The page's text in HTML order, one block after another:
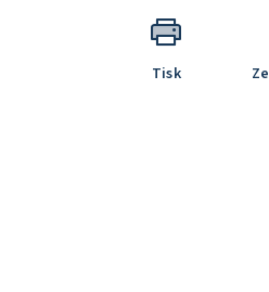
Tisk